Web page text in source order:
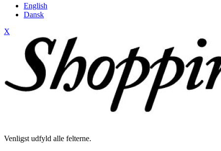
English
Dansk
X
Venligst udfyld alle felterne.